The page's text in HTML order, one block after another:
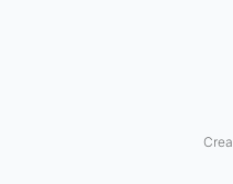
Интерфейс пользователя
Расчёт финансовых